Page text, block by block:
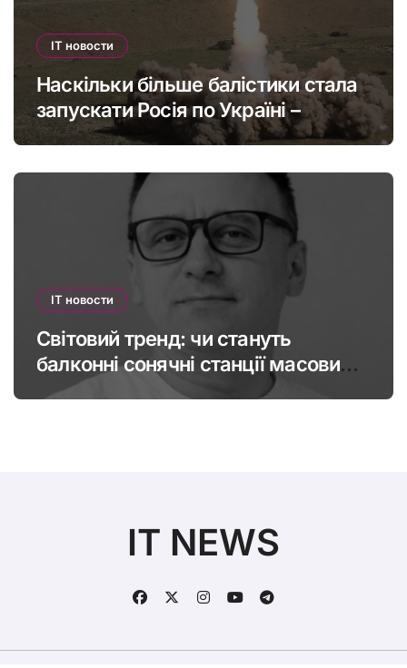
IT новости
Наскільки більше балістики стала
запускати Росія по Україні –
інфографіка
IT новости
Світовий тренд: чи стануть
балконні сонячні станції масовими
в Україні
IT NEWS